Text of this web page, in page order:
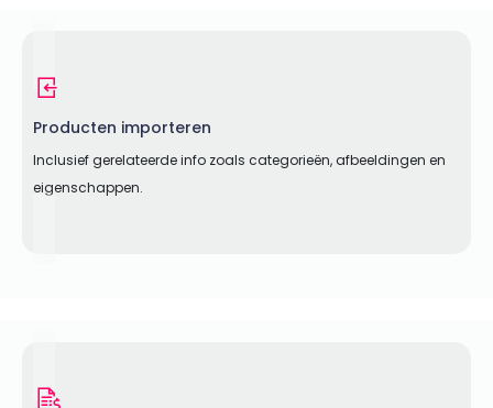
Producten importeren
Inclusief gerelateerde info zoals categorieën, afbeeldingen en
eigenschappen.